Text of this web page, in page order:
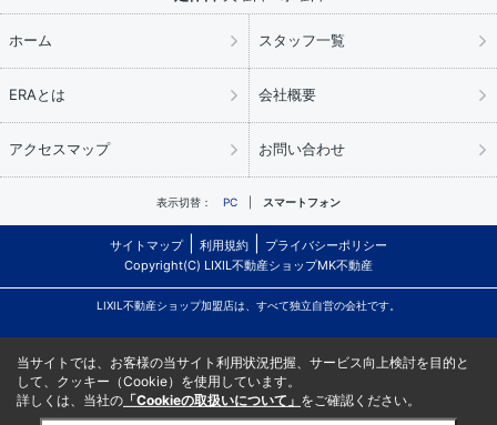
ホーム スタッフ一覧
ERAとは 会社概要
アクセスマップ お問い合わせ
表示切替： PC スマートフォン
サイトマップ 利用規約
プライバシーポリシー
Copyright(C) LIXIL不動産ショップMK不動産
LIXIL不動産ショップ加盟店は、すべて独立自営の会社です。
当サイトでは、お客様の当サイト利用状況把握、サービス向上検討を目的と
して、クッキー（Cookie）を使用しています。
詳しくは、当社の 「Cookieの取扱いについて」 をご確認ください。